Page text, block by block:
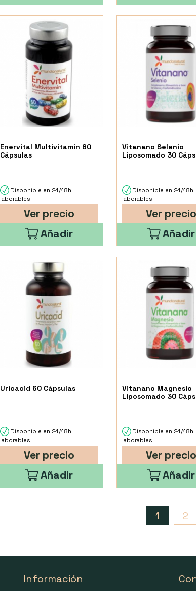
Enervital Multivitamin 60
Cápsulas
Disponible en 24/48h
laborables
Ver precio
Añadir
Vitanano Selenio
Liposomado 30
Disponible en 24/48h
laborables
Ver precio
Añadir
Uricacid 60 Cápsulas
Disponible en 24/48h
laborables
Ver precio
Añadir
Vitanano Magnesio
Liposomado 30
Disponible en 24/48h
laborables
Ver precio
Añadir
1 2
Información